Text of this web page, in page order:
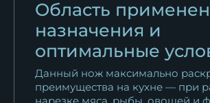
Область
назначения и
оптимальные
Данный нож максимально
преимущества на кухне — при